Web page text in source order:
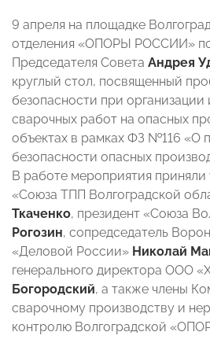
9 апреля на площадке
отделения «ОПОРЫ РОССИИ»
Председателя Совета Андрея
круглый стол, посвященный
безопасности при
сварочных работ на опасных
объектах в рамках ФЗ №116 «О
безопасности опасных
В работе мероприятия приняли
«Союза ТПП Волгоградской
Ткаченко, президент «Союза
Рогозин, сопредседатель
«Деловой России» Николай
генерального директора ООО
Богородский, а также члены
сварочному производству и
контролю Волгоградской